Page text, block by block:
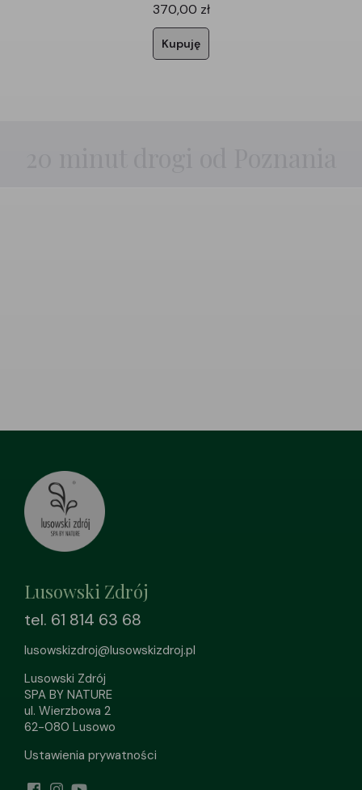
370,00 zł
Kupuję
Lusowski Zdrój
tel. 61 814 63 68
lusowskizdroj@lusowskizdroj.pl
Lusowski Zdrój
SPA BY NATURE
ul. Wierzbowa 2
62-080 Lusowo
Ustawienia prywatności